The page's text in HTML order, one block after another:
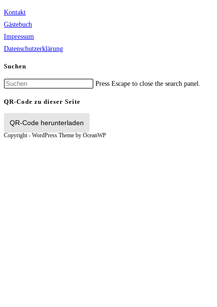
Kontakt
Gästebuch
Impressum
Datenschutzerklärung
Suchen
Press Escape to close the search panel.
QR-Code zu dieser Seite
QR-Code herunterladen
Copyright - WordPress Theme by OceanWP